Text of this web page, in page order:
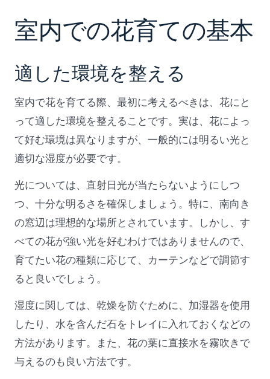
室内での花育ての基本
適した環境を整える
室内で花を育てる際、最初に考えるべきは、花にと
って適した環境を整えることです。実は、花によっ
て好む環境は異なりますが、一般的には明るい光と
適切な湿度が必要です。
光については、直射日光が当たらないようにしつ
つ、十分な明るさを確保しましょう。特に、南向き
の窓辺は理想的な場所とされています。しかし、す
べての花が強い光を好むわけではありませんので、
育てたい花の種類に応じて、カーテンなどで調節す
ると良いでしょう。
湿度に関しては、乾燥を防ぐために、加湿器を使用
したり、水を含んだ石をトレイに入れておくなどの
方法があります。また、花の葉に直接水を霧吹きで
与えるのも良い方法です。